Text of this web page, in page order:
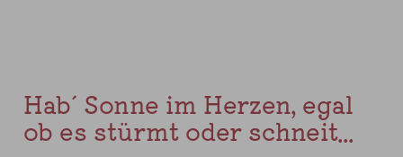
Hab´ Sonne im Herzen, egal
ob es stürmt oder schneit...